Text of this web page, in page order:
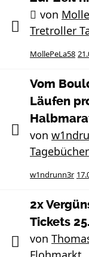
von
Tretroller
MollePeLa58
Vom
Läufen
von
w1ndrunn3r
2x
Tickets
von